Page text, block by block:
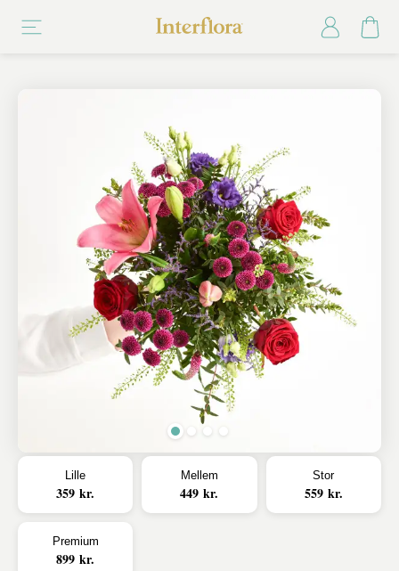
Lille
359 kr.
Mellem
449 kr.
Stor
559 kr.
Premium
899 kr.